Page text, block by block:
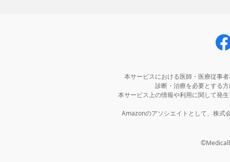
本サービスにおける医師・医療従事
診断・治療を必要とする
本サービス上の情報や利用に関して発
Amazonのアソシエイトとして、株式